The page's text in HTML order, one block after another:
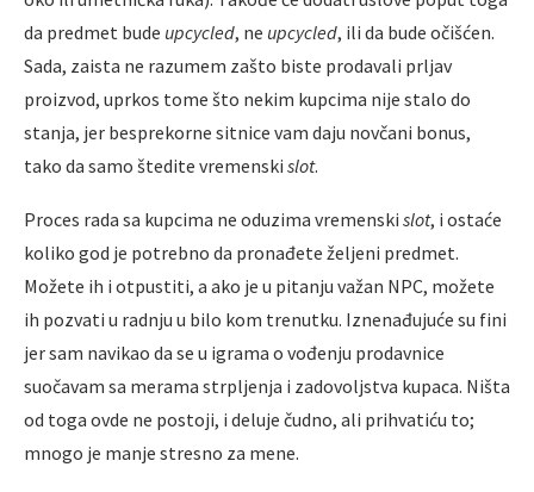
da predmet bude upcycled, ne upcycled, ili da bude očišćen.
Sada, zaista ne razumem zašto biste prodavali prljav
proizvod, uprkos tome što nekim kupcima nije stalo do
stanja, jer besprekorne sitnice vam daju novčani bonus,
tako da samo štedite vremenski slot.
Proces rada sa kupcima ne oduzima vremenski slot, i ostaće
koliko god je potrebno da pronađete željeni predmet.
Možete ih i otpustiti, a ako je u pitanju važan NPC, možete
ih pozvati u radnju u bilo kom trenutku. Iznenađujuće su fini
jer sam navikao da se u igrama o vođenju prodavnice
suočavam sa merama strpljenja i zadovoljstva kupaca. Ništa
od toga ovde ne postoji, i deluje čudno, ali prihvatiću to;
mnogo je manje stresno za mene.